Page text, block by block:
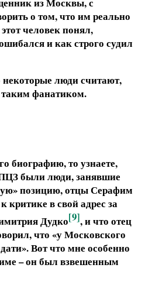
о том, что им реально
человек понял,
и как строго судил
люди считают,
фанатиком.
биографию, то узнаете,
были люди, занявшие
позицию, отцы Серафим
в свой адрес за
Дудко[9], и что отец
что «у Московского
Вот что мне особенно
– он был взвешенным